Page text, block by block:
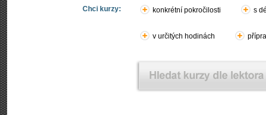
Chci kurzy: konkrétní pokročilosti s
v určitých hodinách